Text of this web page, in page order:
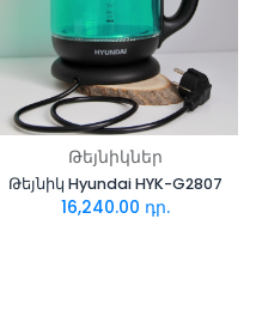
Թեյնիկներ
Թեյնիկ Hyundai HYK-G2807
16,240.00 դր.